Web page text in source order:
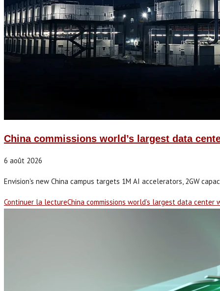
China commissions world’s largest data
6 août 2026
Envision's new China campus targets 1M AI accelerators, 2GW
Continuer la lectureChina commissions world’s largest data center